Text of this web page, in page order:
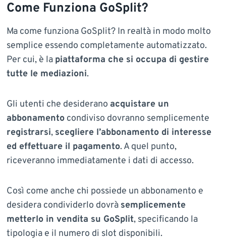
Come Funziona GoSplit?
Ma come funziona GoSplit? In realtà in modo molto
semplice essendo completamente automatizzato.
Per cui, è la piattaforma che si occupa di gestire
tutte le mediazioni.
Gli utenti che desiderano acquistare un
abbonamentocondiviso dovranno semplicemente
registrarsi, scegliere l’abbonamento di interesse
ed effettuare il pagamento. A quel punto,
riceveranno immediatamente i dati di accesso.
Così come anche chi possiede un abbonamento e
desidera condividerlo dovrà semplicemente
metterlo in vendita su GoSplit, specificando la
tipologia e il numero di slot disponibili.